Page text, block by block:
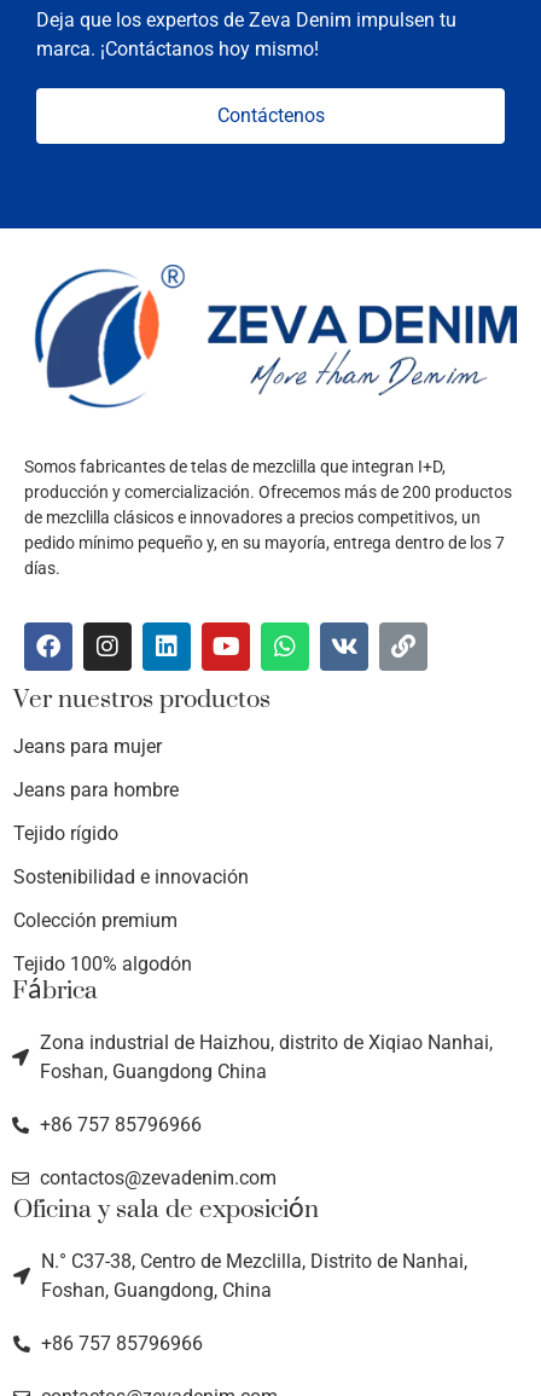
Deja que los expertos de Zeva Denim impulsen tu
marca. ¡Contáctanos hoy mismo!
Contáctenos
Somos fabricantes de telas de mezclilla que integran I+D,
producción y comercialización. Ofrecemos más de 200 productos
de mezclilla clásicos e innovadores a precios competitivos, un
pedido mínimo pequeño y, en su mayoría, entrega dentro de los 7
días.
Ver nuestros productos
Jeans para mujer
Jeans para hombre
Tejido rígido
Sostenibilidad e innovación
Colección premium
Tejido 100% algodón
Fábrica
Zona industrial de Haizhou, distrito de Xiqiao Nanhai,
Foshan, Guangdong China
+86 757 85796966
contactos@zevadenim.com
Oficina y sala de exposición
N.° C37-38, Centro de Mezclilla, Distrito de Nanhai,
Foshan, Guangdong, China
+86 757 85796966